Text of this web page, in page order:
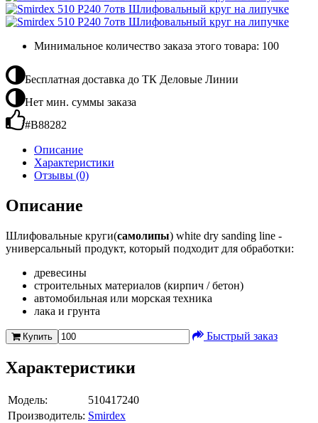
Минимальное количество заказа этого товара: 100
Бесплатная доставка до ТК Деловые Линии
Нет мин. суммы заказа
#B88282
Описание
Характеристики
Отзывы (0)
Описание
Шлифовальные круги(самолипы) white dry sanding line -
универсальный продукт, который подходит для обработки:
древесины
строительных материалов (кирпич / бетон)
автомобильная или морская техника
лака и грунта
Купить Быстрый заказ
Характеристики
Модель:
510417240
Производитель: Smirdex